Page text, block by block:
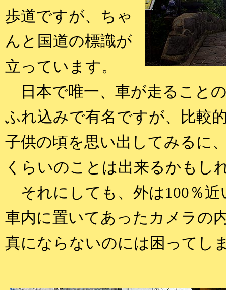
歩道ですが、ちゃ
んと国道の標識が
立っています。
日本で唯一、車が走ること
ふれ込みで有名ですが、比較
子供の頃を思い出してみるに
くらいのことは出来るかもし
それにしても、外は100％近
車内に置いてあったカメラの
真にならないのには困ってし